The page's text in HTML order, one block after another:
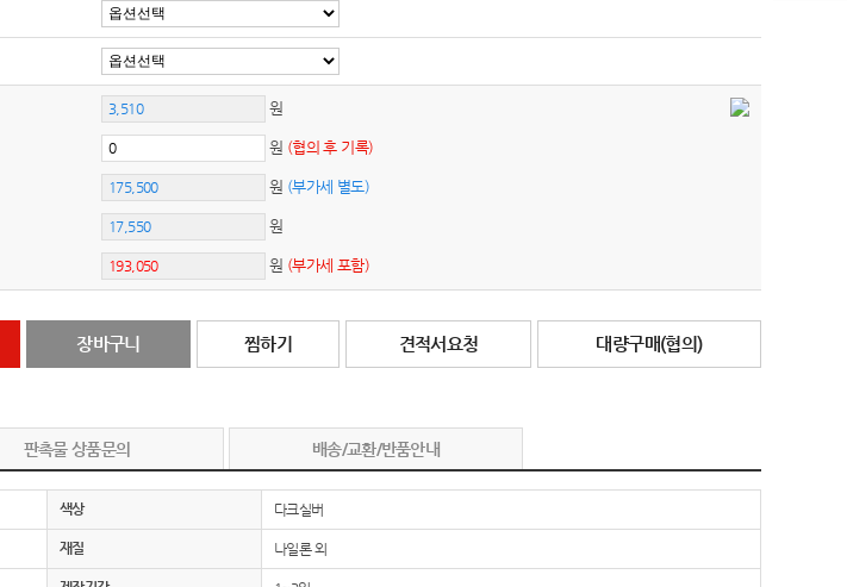
원
원 (협의 후 기록)
원 (부가세 별도)
원
원 (부가세 포함)
장바구니 찜하기 견적서요청 대량구매(협의)
판촉물 상품문의 배송/교환/반품안내
색상 다크실버
재질 나일론 외